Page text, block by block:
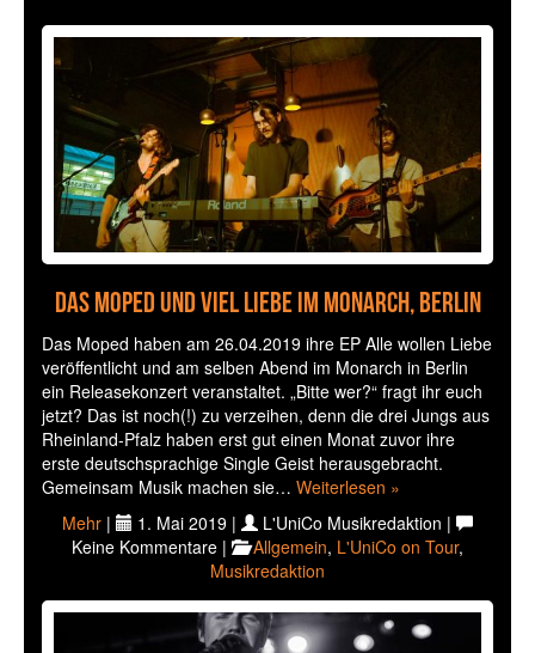
Das Moped und viel Liebe im Monarch, Berlin
Das Moped haben am 26.04.2019 ihre EP Alle wollen Liebe
veröffentlicht und am selben Abend im Monarch in Berlin
ein Releasekonzert veranstaltet. „Bitte wer?“ fragt ihr euch
jetzt? Das ist noch(!) zu verzeihen, denn die drei Jungs aus
Rheinland-Pfalz haben erst gut einen Monat zuvor ihre
erste deutschsprachige Single Geist herausgebracht.
Gemeinsam Musik machen sie… Weiterlesen »
Mehr | 1. Mai 2019 |
L'UniCo Musikredaktion |
Keine Kommentare |
Allgemein, L'UniCo on Tour,
Musikredaktion